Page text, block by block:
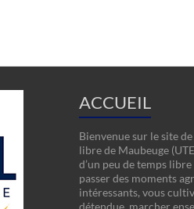
ACCUEIL
Bienvenue sur le site
libre de Maubeuge
d’un peu de temps
passer des moments
intéressants, vous